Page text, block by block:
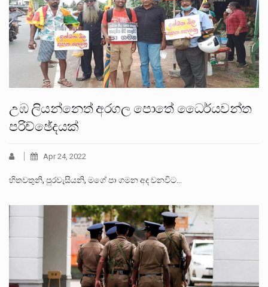
උඹ ලියන්නෙත් අරගල පොතේ ධෛර්යවන්ත
පරිච්ඡේදයක්
Apr 24, 2022
හිතවතුනි, පුරවැසියනි, මගේ පා ගමන අද වනවිට…